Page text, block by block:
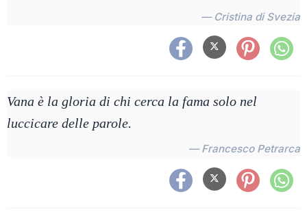
— Cristina di Svezia
Vana è la gloria di chi cerca la fama solo nel
luccicare delle parole.
— Francesco Petrarca